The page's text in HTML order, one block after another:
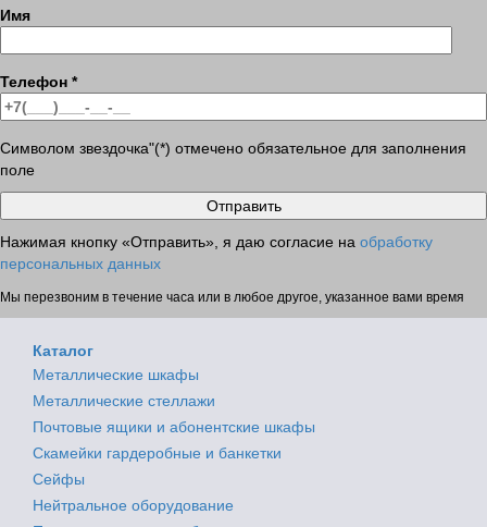
Имя
Телефон *
Символом звездочка"(*) отмечено обязательное для заполнения
поле
Нажимая кнопку «Отправить», я даю согласие на обработку
персональных данных
Мы перезвоним в течение часа или в любое другое, указанное вами время
Каталог
Металлические шкафы
Металлические стеллажи
Почтовые ящики и абонентские шкафы
Скамейки гардеробные и банкетки
Сейфы
Нейтральное оборудование